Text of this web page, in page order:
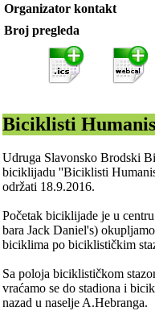
Organizator kontakt
Broj pregleda
Biciklisti
Udruga Slavonsko Brodski
biciklijadu ''Biciklisti
održati 18.9.2016.
Početak biciklijade je u
bara Jack Daniel's)
biciklima po biciklističkim
Sa poloja biciklističkom
vraćamo se do stadiona i
nazad u naselje A.Hebranga.